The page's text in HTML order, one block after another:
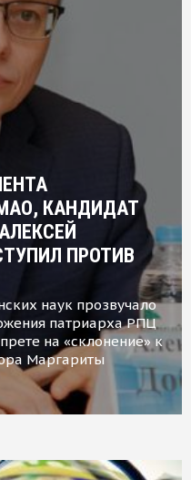
КАНДИДАТ
ПРОТИВ
наук прозвучало
патриарха РПЦ
на «склонение» к
Маргариты